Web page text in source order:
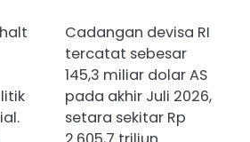
Cadangan devisa RI
tercatat sebesar
145,3 miliar dolar AS
pada akhir Juli 2026,
setara sekitar Rp